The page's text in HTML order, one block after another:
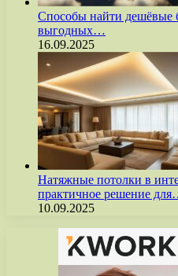
Способы найти дешёвые
выгодных…
16.09.2025
Натяжные потолки в
практичное решение
10.09.2025